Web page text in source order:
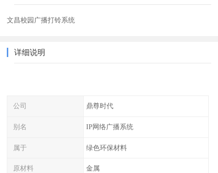
文昌校园广播打铃系统
详细说明
公司 鼎尊时代
别名 IP网络广播系统
属于 绿色环保材料
原材料 金属